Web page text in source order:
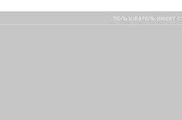
пользователь имеет